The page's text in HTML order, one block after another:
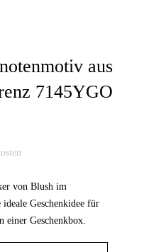
aus
7145YGO
von Blush im
Geschenkidee für
einer Geschenkbox.